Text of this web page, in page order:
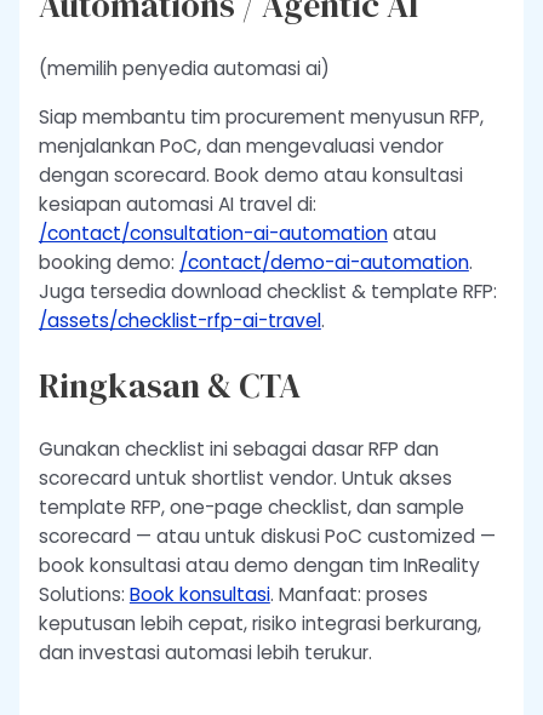
(memilih penyedia automasi ai)
Siap membantu tim procurement menyusun RFP,
menjalankan PoC, dan mengevaluasi vendor
dengan scorecard. Book demo atau konsultasi
kesiapan automasi AI travel di:
/contact/consultation-ai-automationatau
booking demo: /contact/demo-ai-automation.
Juga tersedia download checklist & template RFP:
/assets/checklist-rfp-ai-travel.
Ringkasan & CTA
Gunakan checklist ini sebagai dasar RFP dan
scorecard untuk shortlist vendor. Untuk akses
template RFP, one-page checklist, dan sample
scorecard — atau untuk diskusi PoC customized —
book konsultasi atau demo dengan tim InReality
Solutions: Book konsultasi. Manfaat: proses
keputusan lebih cepat, risiko integrasi berkurang,
dan investasi automasi lebih terukur.